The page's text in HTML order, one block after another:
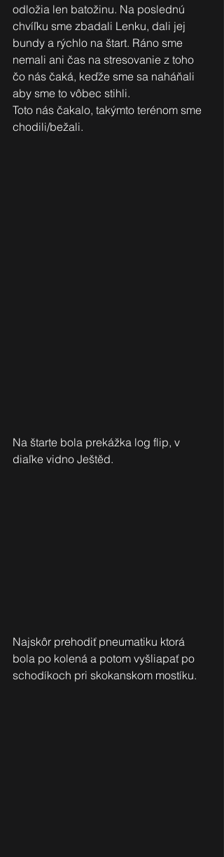
odložia len batožinu. Na poslednú
chvíľku sme zbadali Lenku, dali jej
bundy a rýchlo na štart. Ráno sme
nemali ani čas na stresovanie z toho
čo nás čaká, keďže sme sa naháňali
aby sme to vôbec stihli.
Toto nás čakalo, takýmto terénom sme
chodili/bežali.
Na štarte bola prekážka log flip, v
diaľke vidno Ještěd.
Najskôr prehodiť pneumatiku ktorá
bola po kolená a potom vyšliapať po
schodíkoch pri skokanskom mostíku.